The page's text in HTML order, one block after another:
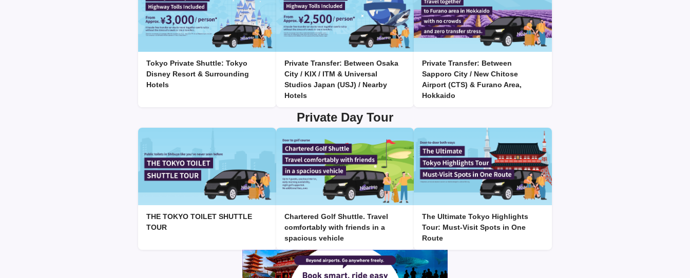
Tokyo Private Shuttle: Tokyo
Disney Resort & Surrounding
Hotels
Private Transfer: Between Osaka
City / KIX / ITM & Universal
Studios Japan (USJ) / Nearby
Hotels
Private Transfer: Between
Sapporo City / New Chitose
Airport (CTS) & Furano Area,
Hokkaido
Private Day Tour
THE TOKYO TOILET SHUTTLE
TOUR
Chartered Golf Shuttle. Travel
comfortably with friends in a
spacious vehicle
The Ultimate Tokyo Highlights
Tour: Must-Visit Spots in One
Route